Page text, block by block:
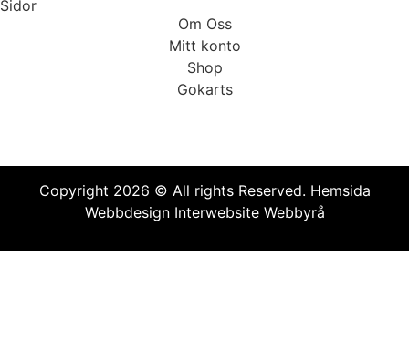
Sidor
Om Oss
Mitt konto
Shop
Gokarts
Copyright 2026 © All rights Reserved. Hemsida
Webbdesign Interwebsite Webbyrå